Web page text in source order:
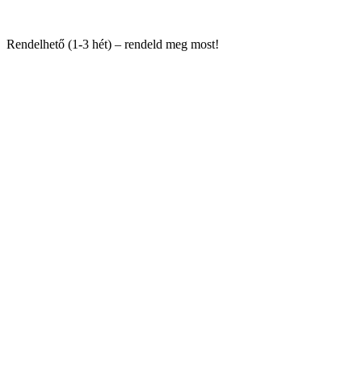
Rendelhető (1-3 hét) – rendeld meg most!